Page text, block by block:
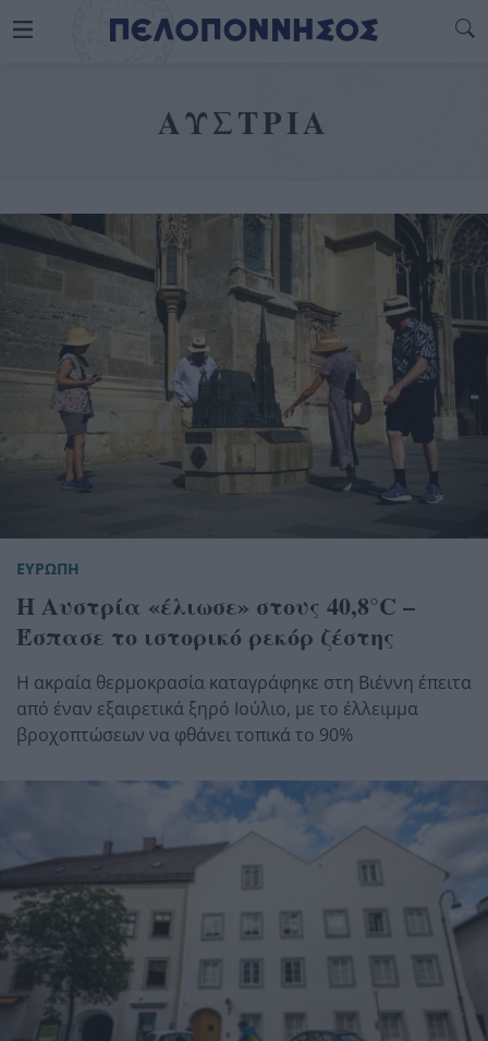
ΑΥΣΤΡΙΑ
ΕΥΡΩΠΗ
Η Αυστρία «έλιωσε» στους 40,8°C –
Έσπασε το ιστορικό ρεκόρ ζέστης
Η ακραία θερμοκρασία καταγράφηκε στη Βιέννη έπειτα
από έναν εξαιρετικά ξηρό Ιούλιο, με το έλλειμμα
βροχοπτώσεων να φθάνει τοπικά το 90%